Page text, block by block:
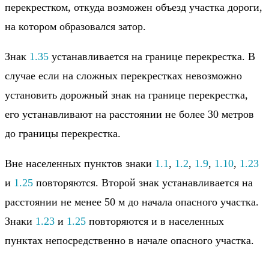
перекрестком, откуда возможен объезд участка дороги,
на котором образовался затор.
Знак 1.35 устанавливается на границе перекрестка. В
случае если на сложных перекрестках невозможно
установить дорожный знак на границе перекрестка,
его устанавливают на расстоянии не более 30 метров
до границы перекрестка.
Вне населенных пунктов знаки 1.1 , 1.2, 1.9, 1.10, 1.23
и 1.25 повторяются. Второй знак устанавливается на
расстоянии не менее 50 м до начала опасного участка.
Знаки 1.23 и 1.25 повторяются и в населенных
пунктах непосредственно в начале опасного участка.